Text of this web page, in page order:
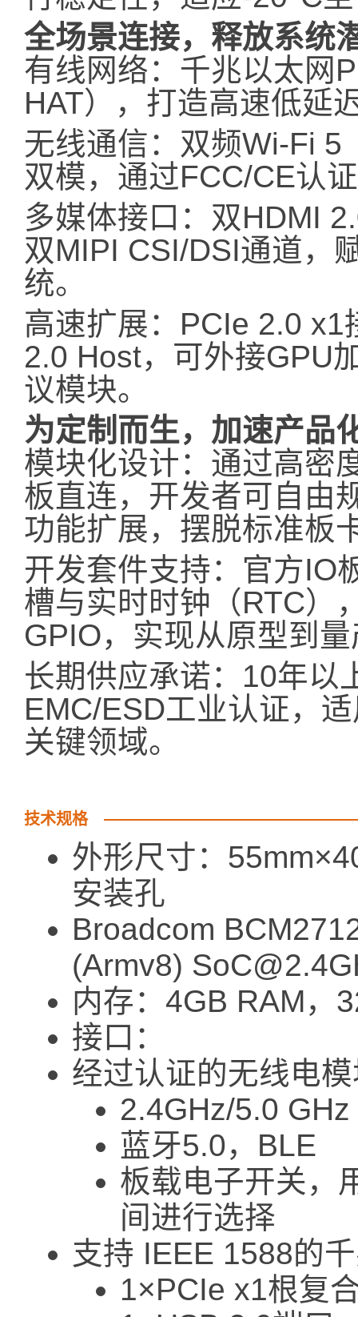
全场景连接，释放系统
有线网络：千兆以太网
HAT），打造高速低延
无线通信：双频Wi-Fi 5
双模，通过FCC/CE认
多媒体接口：双HDMI
双MIPI CSI/DSI通道，
统。
高速扩展：PCIe 2.0
2.0 Host，可外接GPU
议模块。
为定制而生，加速产品
模块化设计：通过高密
板直连，开发者可自由
功能扩展，摆脱标准板
开发套件支持：官方IO
槽与实时时钟（RTC）
GPIO，实现从原型到
长期供应承诺：10年以
EMC/ESD工业认证，
关键领域。
技术规格
外形尺寸：
安装孔
Broadcom
(Armv8)
内存：4GB RAM，
接口：
经过认证的无线电
2.4GHz/5.0
蓝牙5.0，BLE
板载电子开关，
间进行选择
支持 IEEE 1588的
1×PCIe x1根复